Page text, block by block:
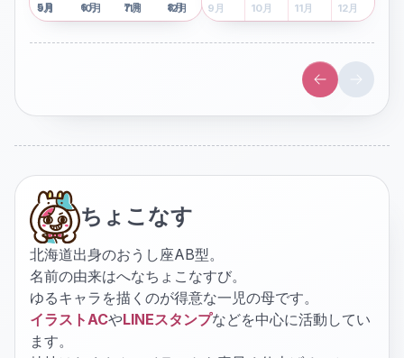
5月 6月 7月 8月
9月 10月 11月 12月 5 月 6月 7月 8月
9 月 10月 11月 12月
ちょこなす
北海道出身のおうし座AB型。
名前の由来はへなちょこなすび。
ゆるキャラを描くのが得意な一児の母です。
イラストACやLINEスタンプなどを中心に活動してい
ます。